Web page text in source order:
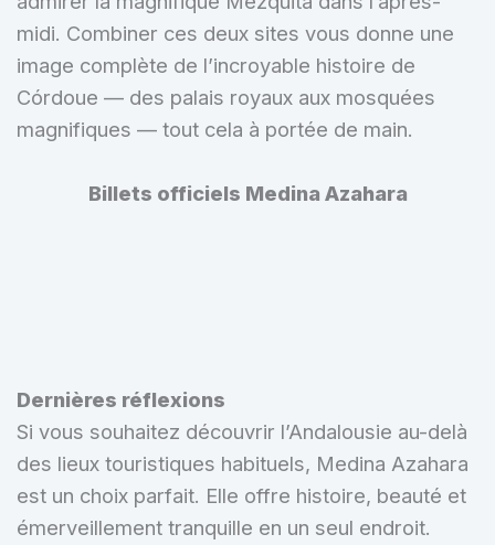
midi. Combiner ces deux sites vous donne une
image complète de l’incroyable histoire de
Córdoue — des palais royaux aux mosquées
magnifiques — tout cela à portée de main.
Billets officiels Medina Azahara
Dernières réflexions
Si vous souhaitez découvrir l’Andalousie au-delà
des lieux touristiques habituels, Medina Azahara
est un choix parfait. Elle offre histoire, beauté et
émerveillement tranquille en un seul endroit.